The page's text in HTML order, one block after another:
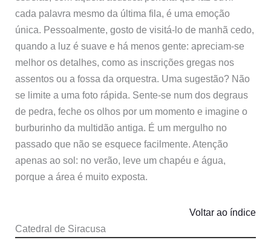
cada palavra mesmo da última fila, é uma emoção
única. Pessoalmente, gosto de visitá-lo de manhã cedo,
quando a luz é suave e há menos gente: apreciam-se
melhor os detalhes, como as inscrições gregas nos
assentos ou a fossa da orquestra. Uma sugestão? Não
se limite a uma foto rápida. Sente-se num dos degraus
de pedra, feche os olhos por um momento e imagine o
burburinho da multidão antiga. É um mergulho no
passado que não se esquece facilmente. Atenção
apenas ao sol: no verão, leve um chapéu e água,
porque a área é muito exposta.
Catedral de Siracusa
Voltar ao índice